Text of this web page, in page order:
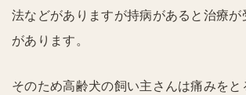
法などがありますが持病があると治療が
があります。
そのため高齢犬の飼い主さんは痛みを